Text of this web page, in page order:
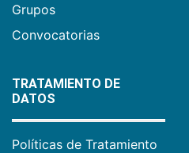
Grupos
Convocatorias
TRATAMIENTO DE
DATOS
Políticas de Tratamiento